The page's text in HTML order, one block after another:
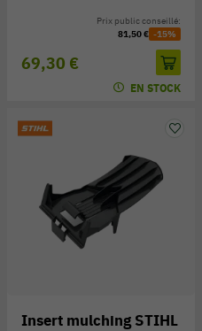
69,30 €
Prix public conseillé:
81,50 € -15%
EN STOCK
Insert mulching STIHL